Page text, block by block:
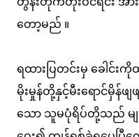
တော့မည် ။
ရထားပြတင်းမှ ခေါင်း
မိုးမှုန်တို့နှင့်မီးရောင်မှိန်
သော သူမပုံရိပ်တို့သည် မျ